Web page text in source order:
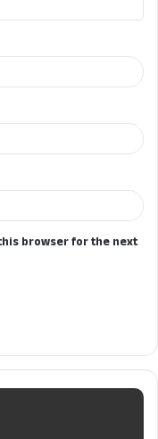
browser for the next